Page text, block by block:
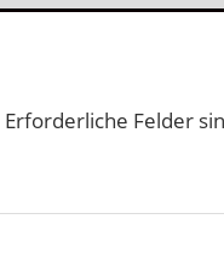
Erforderliche Felder